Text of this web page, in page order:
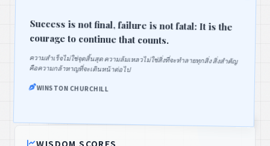
Success is not final, failure is not fatal: It is the
courage to continue that counts.
ความสำเร็จไม่ใช่จุดสิ้นสุด ความล้มเหลวไม่ใช่สิ่งที่จะทำลายทุกสิ่ง สิ่งสำคัญ
คือความกล้าหาญที่จะเดินหน้าต่อไป
WINSTON CHURCHILL